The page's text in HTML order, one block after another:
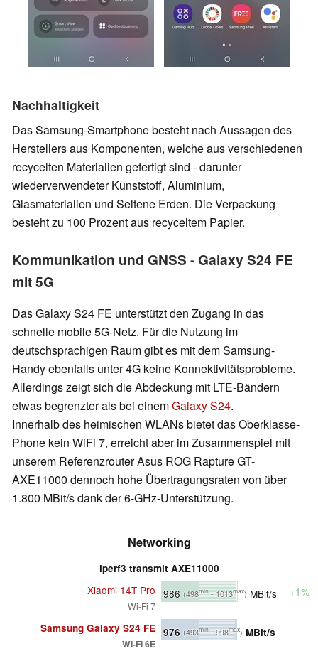
Nachhaltigkeit
Das Samsung-Smartphone besteht nach Aussagen des
Herstellers aus Komponenten, welche aus verschiedenen
recycelten Materialien gefertigt sind - darunter
wiederverwendeter Kunststoff, Aluminium,
Glasmaterialien und Seltene Erden. Die Verpackung
besteht zu 100 Prozent aus recyceltem Papier.
Kommunikation und GNSS - Galaxy S24 FE
mit 5G
Das Galaxy S24 FE unterstützt den Zugang in das
schnelle mobile 5G-Netz. Für die Nutzung im
deutschsprachigen Raum gibt es mit dem Samsung-
Handy ebenfalls unter 4G keine Konnektivitätsprobleme.
Allerdings zeigt sich die Abdeckung mit LTE-Bändern
etwas begrenzter als bei einemGalaxy S24.
Innerhalb des heimischen WLANs bietet das Oberklasse-
Phone kein WiFi 7, erreicht aber im Zusammenspiel mit
unserem Referenzrouter Asus ROG Rapture GT-
AXE11000 dennoch hohe Übertragungsraten von über
1.800 MBit/s dank der 6-GHz-Unterstützung.
Networking
iperf3 transmit AXE11000
Xiaomi 14T Pro
Wi-Fi 7
986 (498min- 1013max) MBit/s +1%
Samsung Galaxy S24 FE
Wi-Fi 6E
976 (493min- 998max) MBit/s